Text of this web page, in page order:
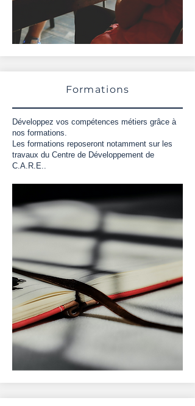
Formations
Développez vos compétences métiers grâce à
nos formations.
Les formations reposeront notamment sur les
travaux du Centre de Développement de
C.A.R.E..